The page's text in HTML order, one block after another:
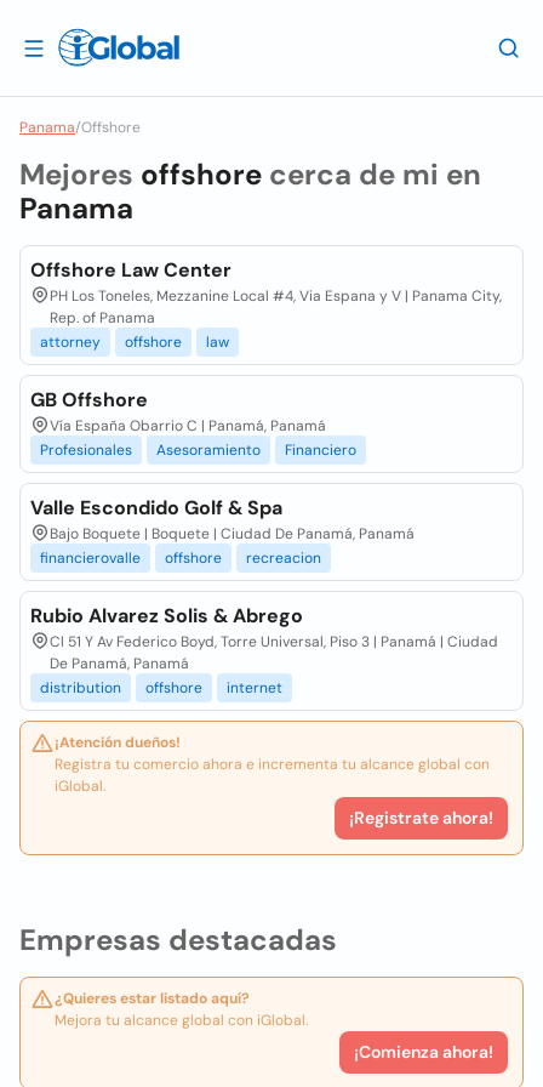
Panama/Offshore
Empresas destacadas
¿Quieres estar listado aquí?
Mejora tu alcance global con iGlobal.
¡Comienza ahora!
Mejores offshore cerca de mi en
Panama
Offshore Law Center
PH Los Toneles, Mezzanine Local #4, Via Espana y V | Panama City,
Rep. of Panama
attorney
offshore law
GB Offshore
Vía España Obarrio C | Panamá, Panamá
Profesionales
Asesoramiento Financiero
Valle Escondido Golf & Spa
Bajo Boquete | Boquete | Ciudad De Panamá, Panamá
financierovalle
offshore recreacion
Rubio Alvarez Solis & Abrego
Cl 51 Y Av Federico Boyd, Torre Universal, Piso 3 | Panamá | Ciudad
De Panamá, Panamá
distribution
offshore internet
¡Atención dueños!
Registra tu comercio ahora e incrementa tu alcance global con
iGlobal.
¡Registrate ahora!